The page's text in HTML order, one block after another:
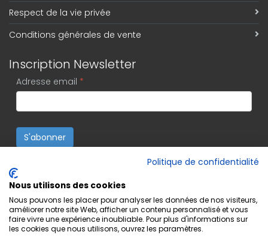
Respect de la vie privée
Conditions générales de vente
Inscription Newsletter
Adresse email *
S'abonner
Politique de confidentialité
Nous utilisons des cookies
Nous pouvons les placer pour analyser les données de nos visiteurs,
améliorer notre site Web, afficher un contenu personnalisé et vous
faire vivre une expérience inoubliable. Pour plus d'informations sur
les cookies que nous utilisons, ouvrez les paramètres.